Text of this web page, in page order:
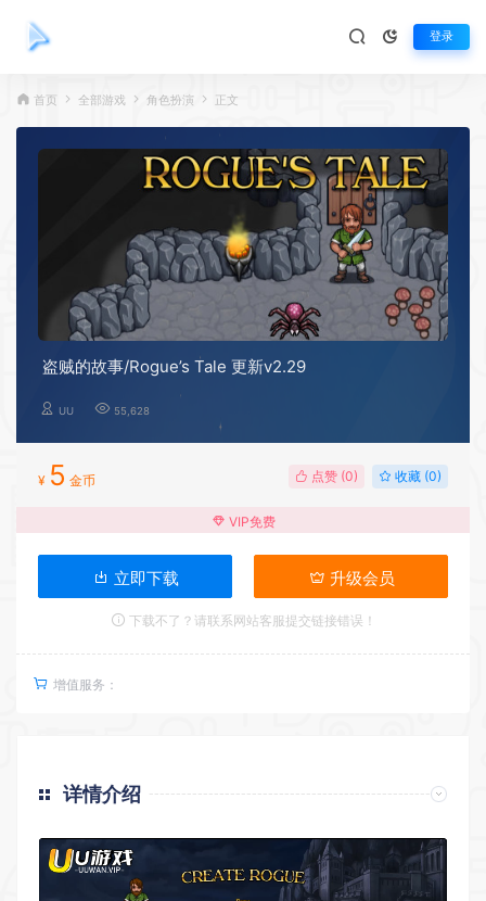
登录
首页 全部游戏 角色扮演 正文
盗贼的故事/Rogue’s Tale 更新v2.29
UU 55,628
¥ 5 金币 点赞 (0) 收藏 (0)
VIP免费
立即下载 升级会员
下载不了？请联系网站客服提交链接错误！
增值服务：
详情介绍